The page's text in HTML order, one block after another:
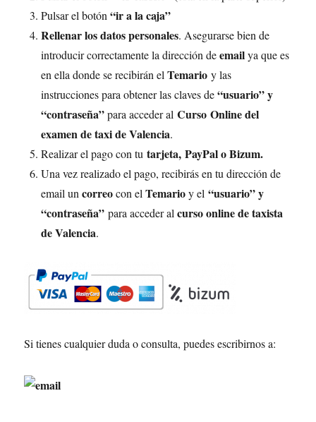
Pulsar el botón“ir a la caja”
Rellenar los datos personales. Asegurarse bien de
introducir correctamente la dirección deemailya que es
en ella donde se recibirán elTemario y las
instrucciones para obtener las claves de“usuario” y
“contraseña”para acceder alCurso Online del
examen de taxi de Valencia.
Realizar el pago con tu tarjeta,PayPal o Bizum.
Una vez realizado el pago, recibirás en tu dirección de
email uncorreocon elTemarioy el “usuario” y
“contraseña”para acceder alcurso online de taxista
de Valencia.
Si tienes cualquier duda o consulta, puedes escribirnos a: